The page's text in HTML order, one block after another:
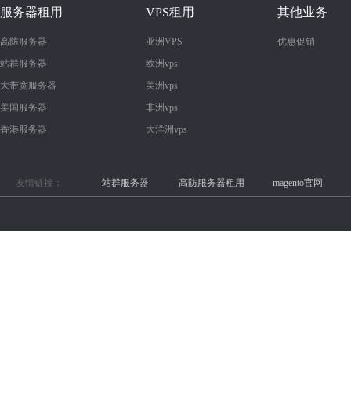
服务器租用
高防服务器
站群服务器
大带宽服务器
美国服务器
香港服务器
VPS租用
亚洲VPS
欧洲vps
美洲vps
非洲vps
大洋洲vps
其他业务
优惠促销
友情链接： 站群服务器 高防服务器租用 magento官网